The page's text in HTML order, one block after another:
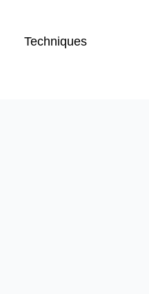
Techniques